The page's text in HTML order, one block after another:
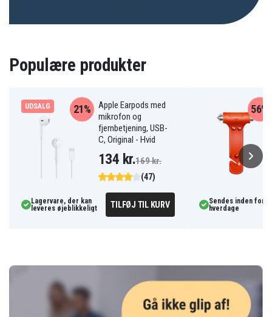
Populære produkter
UDSALG
Apple Earpods med
mikrofon og
fjernbetjening, USB-
C, Original - Hvid
(47)
21%
134 kr.169 kr.
Lagervare, der kan
leveres øjeblikkeligt
TILFØJ TIL KURV
56%
Sendes inden for
hverdage